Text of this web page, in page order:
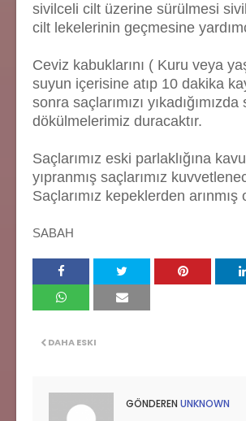
sivilceli cilt üzerine sürülmesi
cilt lekelerinin geçmesine
Ceviz kabuklarını ( Kuru veya
suyun içerisine atıp 10 dakika
sonra saçlarımızı yıkadığımızda
dökülmelerimiz duracaktır.
Saçlarımız eski parlaklığına
yıpranmış saçlarımız
Saçlarımız kepeklerden arınmış
SABAH
DAHA ESKI
GÖNDEREN UNKNOWN